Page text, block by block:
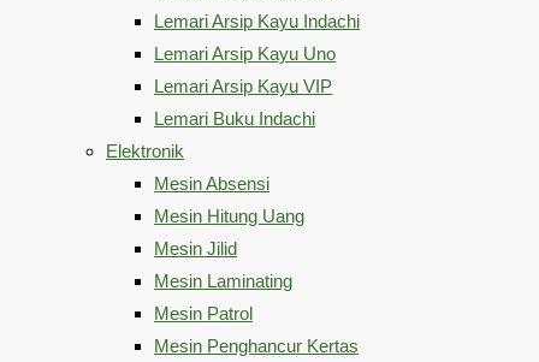
Lemari Arsip Kayu Indachi
Lemari Arsip Kayu Uno
Lemari Arsip Kayu VIP
Lemari Buku Indachi
Elektronik
Mesin Absensi
Mesin Hitung Uang
Mesin Jilid
Mesin Laminating
Mesin Patrol
Mesin Penghancur Kertas